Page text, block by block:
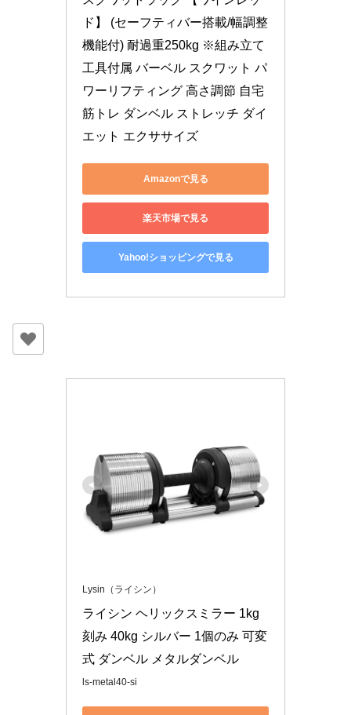
ド】 (セーフティバー搭載/幅調整
機能付) 耐過重250kg ※組み立て
工具付属 バーベル スクワット パ
ワーリフティング 高さ調節 自宅
筋トレ ダンベル ストレッチ ダイ
エット エクササイズ
Amazonで見る
楽天市場で見る
Yahoo!ショッピングで見る
Lysin（ライシン）
ライシン ヘリックスミラー 1kg
刻み 40kg シルバー 1個のみ 可変
式 ダンベル メタルダンベル
ls-metal40-si